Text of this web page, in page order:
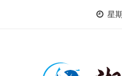
星